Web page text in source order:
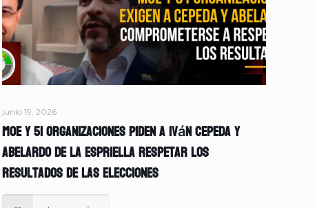
junio 19, 2026
MOE y 51 organizaciones piden a Iván Cepeda y
Abelardo de la Espriella respetar los
resultados de las elecciones